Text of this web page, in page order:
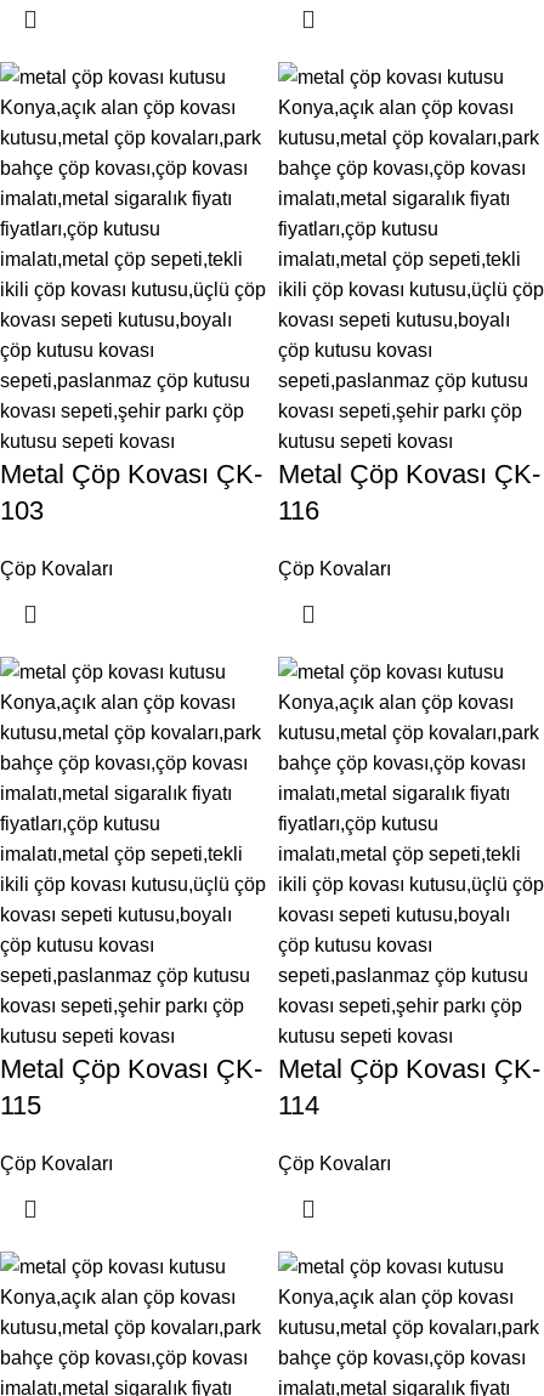
Metal Çöp Kovası ÇK-
103
Çöp Kovaları
Metal Çöp Kovası ÇK-
116
Çöp Kovaları
Metal Çöp Kovası ÇK-
115
Çöp Kovaları
Metal Çöp Kovası ÇK-
114
Çöp Kovaları